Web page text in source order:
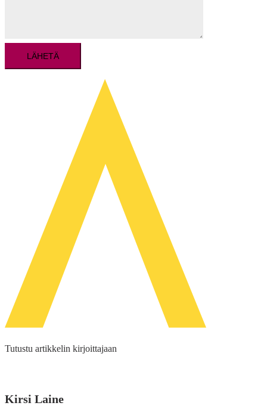
LÄHETÄ
Please leave this field empty.
Tutustu artikkelin kirjoittajaan
Kirsi Laine